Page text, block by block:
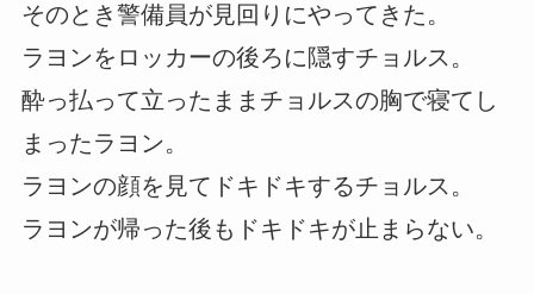
そのとき警備員が見回りにやってきた。
ラヨンをロッカーの後ろに隠すチョルス。
酔っ払って立ったままチョルスの胸で寝てし
まったラヨン。
ラヨンの顔を見てドキドキするチョルス。
ラヨンが帰った後もドキドキが止まらない。